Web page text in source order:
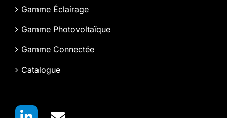
Gamme Éclairage
Gamme Photovoltaïque
Gamme Connectée
Catalogue